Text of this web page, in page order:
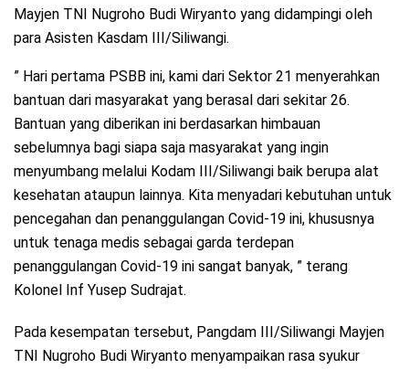
Mayjen TNI Nugroho Budi Wiryanto yang didampingi oleh
para Asisten Kasdam III/Siliwangi.
” Hari pertama PSBB ini, kami dari Sektor 21 menyerahkan
bantuan dari masyarakat yang berasal dari sekitar 26.
Bantuan yang diberikan ini berdasarkan himbauan
sebelumnya bagi siapa saja masyarakat yang ingin
menyumbang melalui Kodam III/Siliwangi baik berupa alat
kesehatan ataupun lainnya. Kita menyadari kebutuhan untuk
pencegahan dan penanggulangan Covid-19 ini, khususnya
untuk tenaga medis sebagai garda terdepan
penanggulangan Covid-19 ini sangat banyak, ” terang
Kolonel Inf Yusep Sudrajat.
Pada kesempatan tersebut, Pangdam III/Siliwangi Mayjen
TNI Nugroho Budi Wiryanto menyampaikan rasa syukur